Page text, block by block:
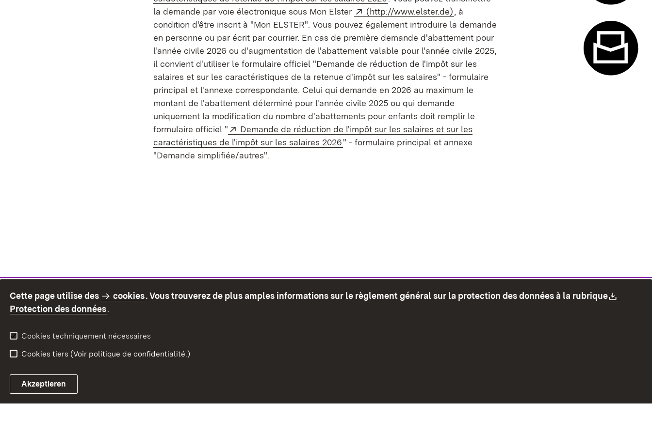
la demande par voie électronique sous Mon Elster
Externe:
(http://www.elster.de) (S’ouvre dans un nouvel onglet)
, à
condition d'être inscrit à "Mon ELSTER". Vous pouvez également introduire la demande
en personne ou par écrit par courrier. En cas de première demande d'abattement pour
l'année civile 2026 ou d'augmentation de l'abattement valable pour l'année civile 2025,
il convient d'utiliser le formulaire officiel "Demande de réduction de l'impôt sur les
salaires et sur les caractéristiques de la retenue d'impôt sur les salaires" - formulaire
principal et l'annexe correspondante. Celui qui demande en 2026 au maximum le
montant de l'abattement déterminé pour l'année civile 2025 ou qui demande
uniquement la modification du nombre d'abattements pour enfants doit remplir le
formulaire officiel "
Externe:
Demande de réduction de l'impôt sur les salaires et sur les
caractéristiques de l'impôt sur les salaires 2026(S’ouvre dans un nouvel onglet)
" - formulaire principal et annexe
"Demande simplifiée/autres".
Cette page utilise des cookies. Vous trouverez de plus amples informations sur le règlement général sur la protection des données à la rubrique
Protection des données.
Cookies techniquement nécessaires
Cookies tiers (Voir politique de confidentialité.)
Akzeptieren